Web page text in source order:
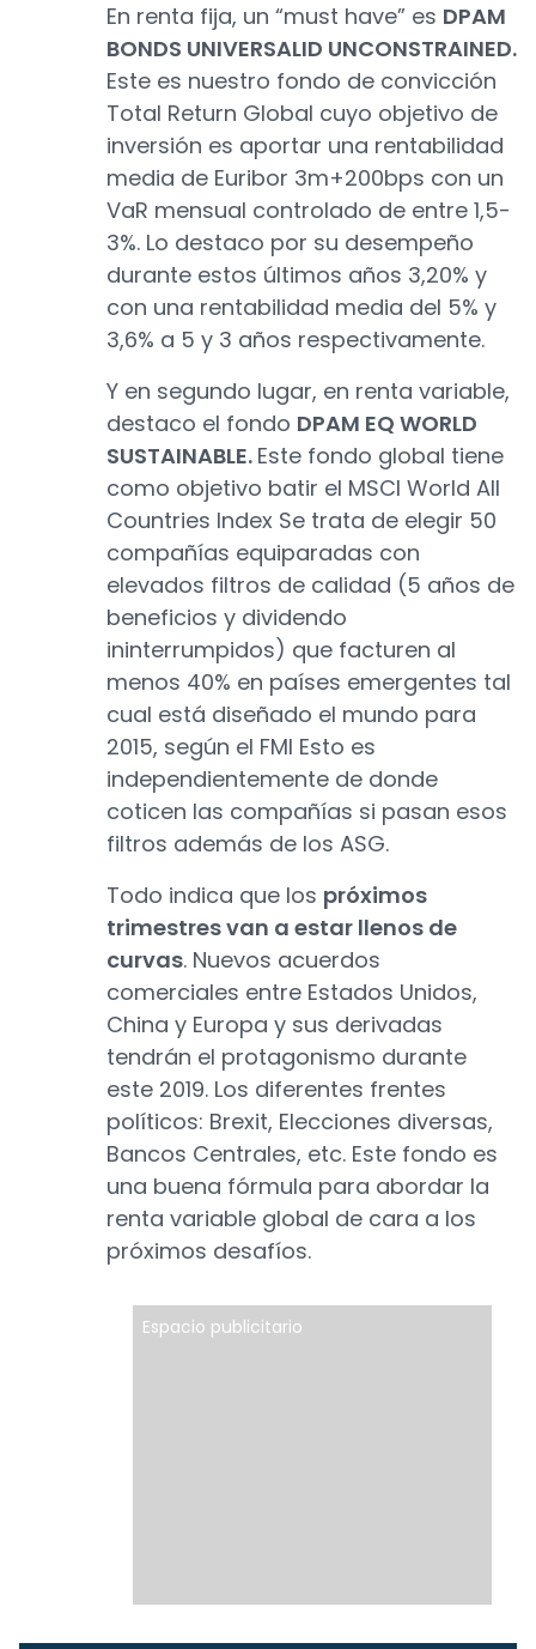
En renta fija, un “must have” es DPAM
BONDS UNIVERSALID UNCONSTRAINED.
Este es nuestro fondo de convicción
Total Return Global cuyo objetivo de
inversión es aportar una rentabilidad
media de Euribor 3m+200bps con un
VaR mensual controlado de entre 1,5-
3%. Lo destaco por su desempeño
durante estos últimos años 3,20% y
con una rentabilidad media del 5% y
3,6% a 5 y 3 años respectivamente.
Y en segundo lugar, en renta variable,
destaco el fondo DPAM EQ WORLD
SUSTAINABLE. Este fondo global tiene
como objetivo batir el MSCI World All
Countries Index Se trata de elegir 50
compañías equiparadas con
elevados filtros de calidad (5 años de
beneficios y dividendo
ininterrumpidos) que facturen al
menos 40% en países emergentes tal
cual está diseñado el mundo para
2015, según el FMI Esto es
independientemente de donde
coticen las compañías si pasan esos
filtros además de los ASG.
Todo indica que los próximos
trimestres van a estar llenos de
curvas. Nuevos acuerdos
comerciales entre Estados Unidos,
China y Europa y sus derivadas
tendrán el protagonismo durante
este 2019. Los diferentes frentes
políticos: Brexit, Elecciones diversas,
Bancos Centrales, etc. Este fondo es
una buena fórmula para abordar la
renta variable global de cara a los
próximos desafíos.
Espacio publicitario